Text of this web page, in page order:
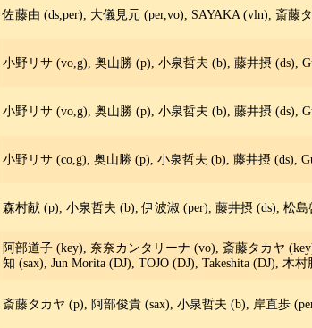
佐藤由 (ds,per), 大儀見元 (per,vo), SAYAKA (vln), 斎藤
小野リサ (vo,g), 奥山勝 (p), 小泉哲夫 (b), 藤井摂 (ds),
小野リサ (vo,g), 奥山勝 (p), 小泉哲夫 (b), 藤井摂 (ds),
小野リサ (co,g), 奥山勝 (p), 小泉哲夫 (b), 藤井摂 (ds),
森村献 (p), 小泉哲夫 (b), 伊波淑 (per), 藤井摂 (ds), 松島
阿部道子 (key), 奈奈カンタリーナ (vo), 斎藤タカヤ
知 (sax), Jun Morita (DJ), TOJO (DJ), Takeshita (DJ), 木
斎藤タカヤ (p), 阿部俊貴 (sax), 小泉哲夫 (b), 岸直歩